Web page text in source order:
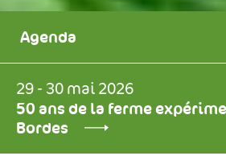
Agenda
29 - 30 mai 2026
50 ans de la ferme
Bordes